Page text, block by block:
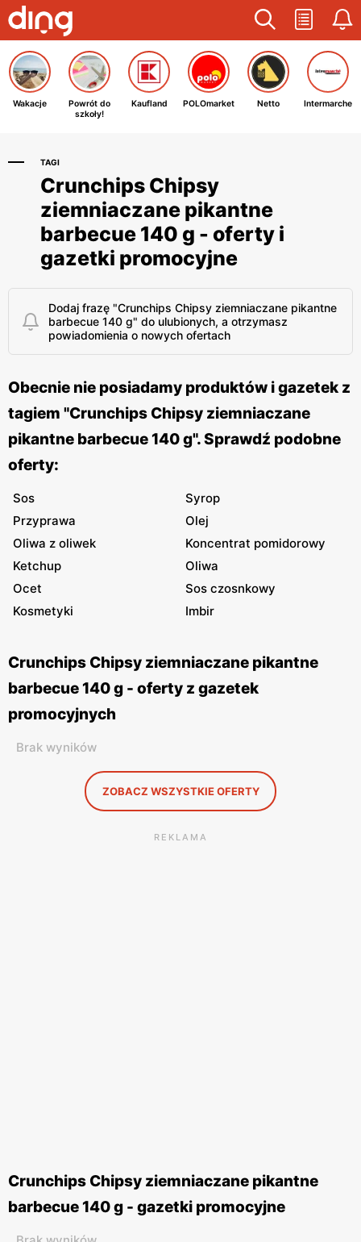
Wakacje
Powrót do
szkoły!
Kaufland POLOmarket Netto Intermarche
TAGI
Crunchips Chipsy
ziemniaczane pikantne
barbecue 140 g - oferty i
gazetki promocyjne
Dodaj frazę "Crunchips Chipsy ziemniaczane pikantne
barbecue 140 g" do ulubionych, a otrzymasz
powiadomienia o nowych ofertach
Obecnie nie posiadamy produktów i gazetek z
tagiem "Crunchips Chipsy ziemniaczane
pikantne barbecue 140 g". Sprawdź podobne
oferty:
Sos
Syrop
Przyprawa
Olej
Oliwa z oliwek
Koncentrat pomidorowy
Ketchup
Oliwa
Ocet
Sos czosnkowy
Kosmetyki
Imbir
Crunchips Chipsy ziemniaczane pikantne
barbecue 140 g - oferty z gazetek
promocyjnych
Brak wyników
ZOBACZ WSZYSTKIE OFERTY
REKLAMA
Crunchips Chipsy ziemniaczane pikantne
barbecue 140 g - gazetki promocyjne